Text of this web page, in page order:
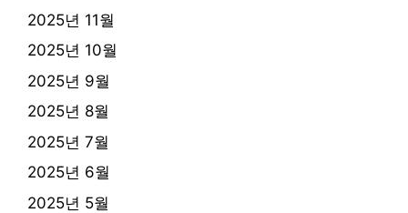
2025년 11월
2025년 10월
2025년 9월
2025년 8월
2025년 7월
2025년 6월
2025년 5월